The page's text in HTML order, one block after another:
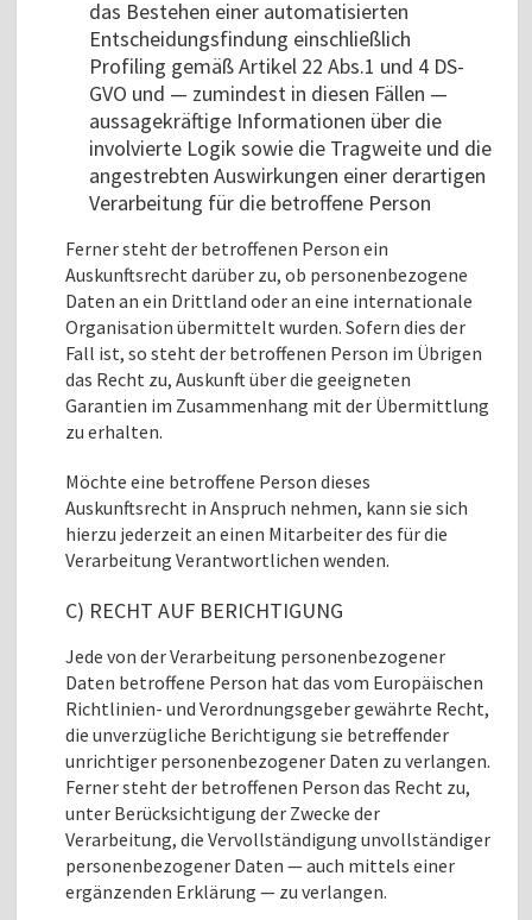
das Bestehen einer automatisierten
Entscheidungsfindung einschließlich
Profiling gemäß Artikel 22 Abs.1 und 4 DS-
GVO und — zumindest in diesen Fällen —
aussagekräftige Informationen über die
involvierte Logik sowie die Tragweite und die
angestrebten Auswirkungen einer derartigen
Verarbeitung für die betroffene Person
Ferner steht der betroffenen Person ein
Auskunftsrecht darüber zu, ob personenbezogene
Daten an ein Drittland oder an eine internationale
Organisation übermittelt wurden. Sofern dies der
Fall ist, so steht der betroffenen Person im Übrigen
das Recht zu, Auskunft über die geeigneten
Garantien im Zusammenhang mit der Übermittlung
zu erhalten.
Möchte eine betroffene Person dieses
Auskunftsrecht in Anspruch nehmen, kann sie sich
hierzu jederzeit an einen Mitarbeiter des für die
Verarbeitung Verantwortlichen wenden.
C) RECHT AUF BERICHTIGUNG
Jede von der Verarbeitung personenbezogener
Daten betroffene Person hat das vom Europäischen
Richtlinien- und Verordnungsgeber gewährte Recht,
die unverzügliche Berichtigung sie betreffender
unrichtiger personenbezogener Daten zu verlangen.
Ferner steht der betroffenen Person das Recht zu,
unter Berücksichtigung der Zwecke der
Verarbeitung, die Vervollständigung unvollständiger
personenbezogener Daten — auch mittels einer
ergänzenden Erklärung — zu verlangen.